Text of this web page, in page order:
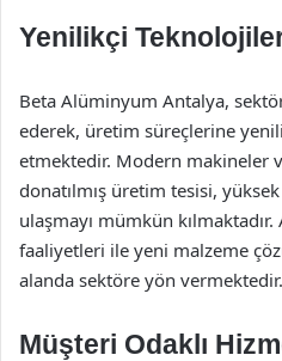
Yenilikçi
Beta Alüminyum Antalya,
ederek, üretim süreçlerine
etmektedir. Modern makineler
donatılmış üretim tesisi,
ulaşmayı mümkün kılmaktadır.
faaliyetleri ile yeni malzeme
alanda sektöre yön vermektedir.
Müşteri Odaklı